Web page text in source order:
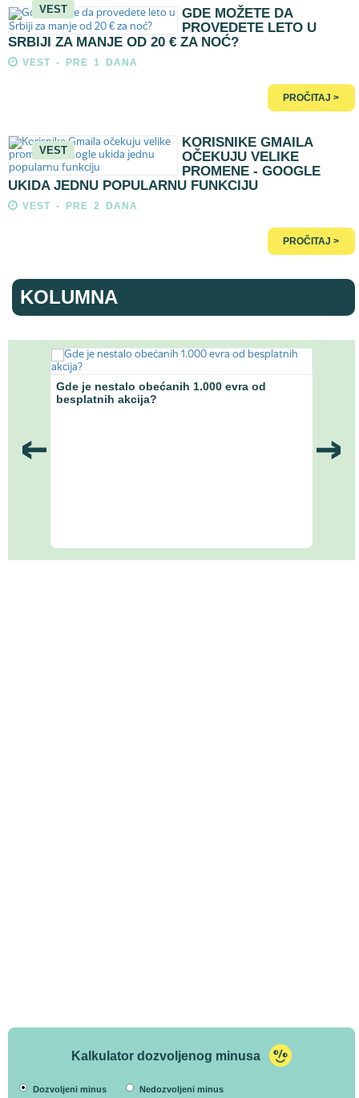
VEST
GDE MOŽETE DA
PROVEDETE LETO U
SRBIJI ZA MANJE OD 20 € ZA NOĆ?
VEST - PRE 1 DANA
PROČITAJ >
VEST
KORISNIKE GMAILA
OČEKUJU VELIKE
PROMENE - GOOGLE
UKIDA JEDNU POPULARNU FUNKCIJU
VEST - PRE 2 DANA
PROČITAJ >
KOLUMNA
Gde je nestalo obećanih 1.000 evra od
besplatnih akcija?
Kalkulator dozvoljenog minusa
Dozvoljeni minus Nedozvoljeni minus